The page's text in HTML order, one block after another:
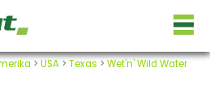
> USA> Texas > Wet'n' Wild Water